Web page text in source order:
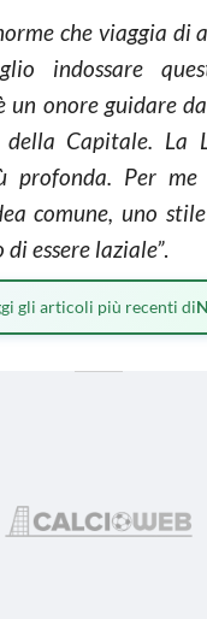
che viaggia di
indossare
un onore guidare
della Capitale. La
profonda. Per
comune, uno
essere laziale”.
gli articoli più recenti di